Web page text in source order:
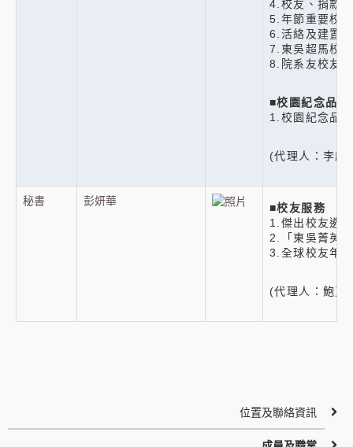
4.校友、捐款
5.年節重要校
6.活絡及建置
7.東吳超馬校
8.院系友校友
■校園紀念品
1.校園紀念品
(代理人：李欣
秘書 彭妍華
■校友服務
1.傑出校友遴
2.「東吳菁英
3.全球校友年
(代理人：鮑芃
位置及聯絡資訊